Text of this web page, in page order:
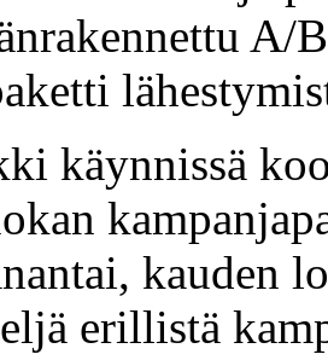
A/
käynnissä
kauden
erillistä